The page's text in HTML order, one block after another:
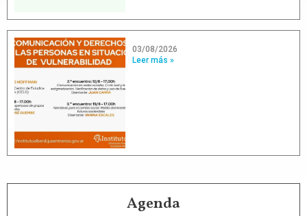
03/08/2026
Leer más »
Agenda